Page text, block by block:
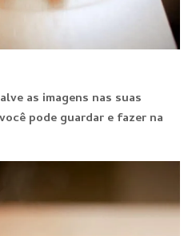
as imagens nas suas
pode guardar e fazer na